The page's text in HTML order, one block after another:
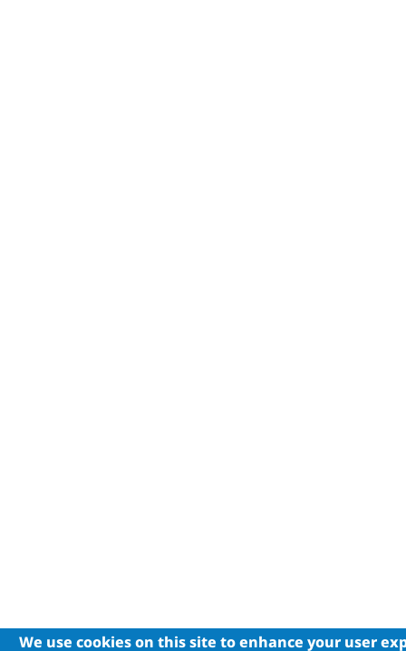
We use cookies on this site to enhance your user